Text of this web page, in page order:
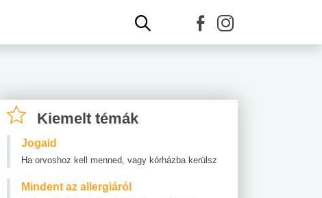
Kiemelt témák
Jogaid
Ha orvoshoz kell menned, vagy kórházba kerülsz
Mindent az allergiáról